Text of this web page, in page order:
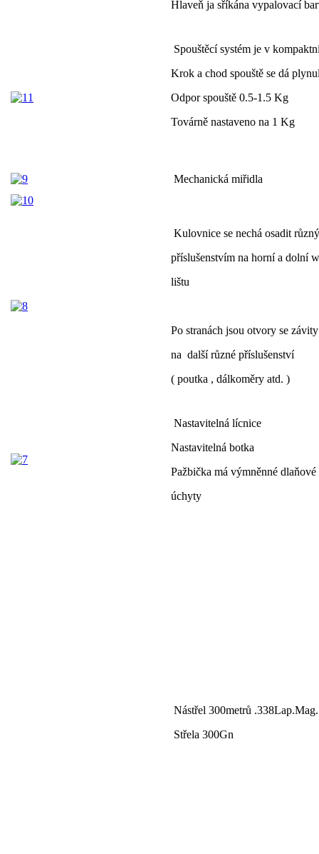
Hlaveň ja sříkána vypalovací
Spouštěcí systém je v
Krok a chod spouště se dá
Odpor spouště 0.5-1.5 Kg
Továrně nastaveno na 1 Kg
Mechanická miřidla
Kulovnice se nechá osadit
příslušenstvím na horní a dolní
lištu
Po stranách jsou otvory se
na další různé příslušenství
( poutka , dálkoměry atd. )
Nastavitelná lícnice
Nastavitelná botka
Pažbička má výmněnné dlaňové
úchyty
Nástřel 300metrů
Střela 300Gn